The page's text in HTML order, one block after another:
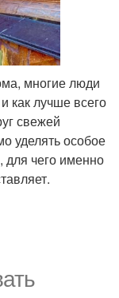
многие люди
как лучше всего
свежей
уделять особое
для чего именно